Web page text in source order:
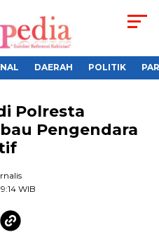
DAERAH POLITIK
Polresta
Pengendara
WIB